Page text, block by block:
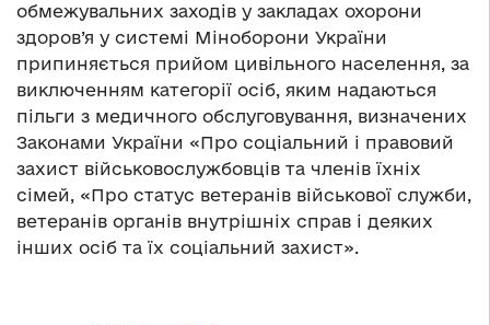
обмежувальних заходів у закладах охорони
здоров’я у системі Міноборони України
припиняється прийом цивільного населення, за
виключенням категорії осіб, яким надаються
пільги з медичного обслуговування, визначених
Законами України «Про соціальний і правовий
захист військовослужбовців та членів їхніх
сімей, «Про статус ветеранів військової служби,
ветеранів органів внутрішніх справ і деяких
інших осіб та їх соціальний захист».